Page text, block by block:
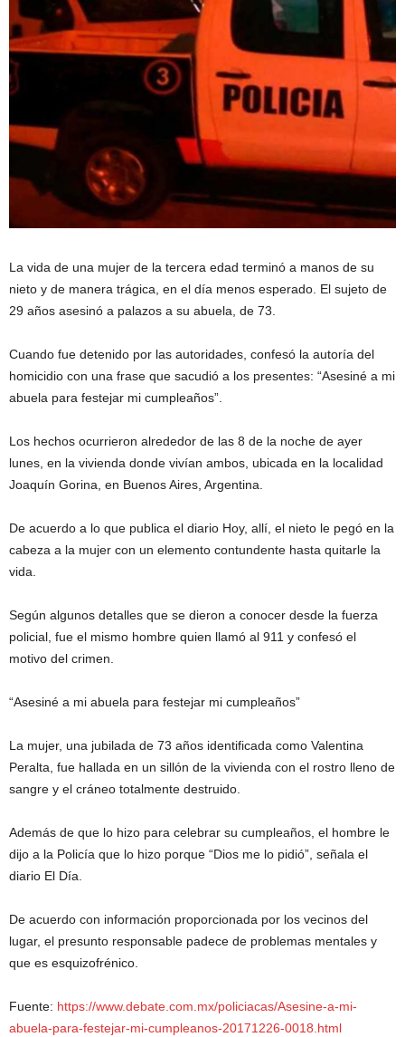
La vida de una mujer de la tercera edad terminó a manos de su
nieto y de manera trágica, en el día menos esperado. El sujeto de
29 años asesinó a palazos a su abuela, de 73.
Cuando fue detenido por las autoridades, confesó la autoría del
homicidio con una frase que sacudió a los presentes: “Asesiné a mi
abuela para festejar mi cumpleaños”.
Los hechos ocurrieron alrededor de las 8 de la noche de ayer
lunes, en la vivienda donde vivían ambos, ubicada en la localidad
Joaquín Gorina, en Buenos Aires, Argentina.
De acuerdo a lo que publica el diario Hoy, allí, el nieto le pegó en la
cabeza a la mujer con un elemento contundente hasta quitarle la
vida.
Según algunos detalles que se dieron a conocer desde la fuerza
policial, fue el mismo hombre quien llamó al 911 y confesó el
motivo del crimen.
“Asesiné a mi abuela para festejar mi cumpleaños”
La mujer, una jubilada de 73 años identificada como Valentina
Peralta, fue hallada en un sillón de la vivienda con el rostro lleno de
sangre y el cráneo totalmente destruido.
Además de que lo hizo para celebrar su cumpleaños, el hombre le
dijo a la Policía que lo hizo porque “Dios me lo pidió”, señala el
diario El Día.
De acuerdo con información proporcionada por los vecinos del
lugar, el presunto responsable padece de problemas mentales y
que es esquizofrénico.
Fuente: https://www.debate.com.mx/policiacas/Asesine-a-mi-
abuela-para-festejar-mi-cumpleanos-20171226-0018.html